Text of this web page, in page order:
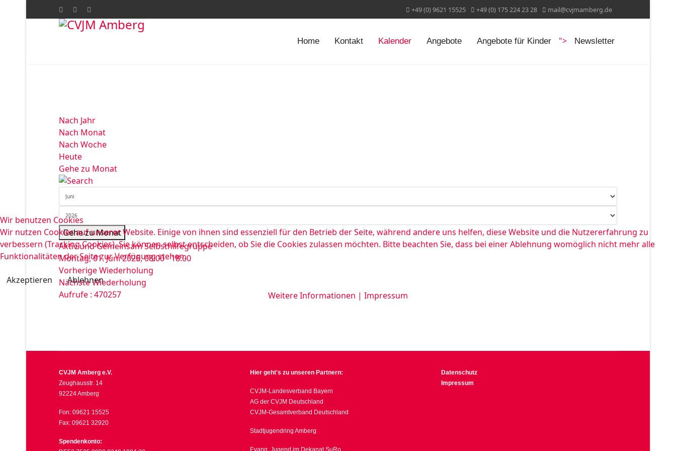
+49 (0) 9621 15525 +49 (0) 175 224 23 28 mail@cvjmamberg.de
Home Kontakt Kalender Angebote Angebote für Kinder "> Newsletter
Nach Jahr
Nach Monat
Nach Woche
Heute
Gehe zu Monat
Gehe zu Monat
Aktiv und Gemeinsam Selbsthilfegruppe
Montag, 01. Juni 2026, 08:00 - 18:00
Vorherige Wiederholung
Nächste Wiederholung
Aufrufe : 470257
CVJM Amberg e.V.
Zeughausstr. 14
92224 Amberg
Fon: 09621 15525
Fax: 09621 32920
Spendenkonto:
Hier geht's zu unseren Partnern:
CVJM-Landesverband Bayern
AG der CVJM Deutschland
CVJM-Gesamtverband Deutschland
Stadtjugendring Amberg
Evang. Jugend im Dekanat SuRo
Datenschutz
Impressum
Wir benutzen Cookies
Wir nutzen Cookies auf unserer Website. Einige von ihnen sind essenziell für den Betrieb der Seite, während andere uns helfen, diese Website und die Nutzererfahrung zu
verbessern (Tracking Cookies). Sie können selbst entscheiden, ob Sie die Cookies zulassen möchten. Bitte beachten Sie, dass bei einer Ablehnung womöglich nicht mehr alle
Funktionalitäten der Seite zur Verfügung stehen.
Akzeptieren
Ablehnen
Weitere Informationen | Impressum